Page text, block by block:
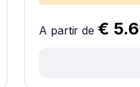
A partir de €